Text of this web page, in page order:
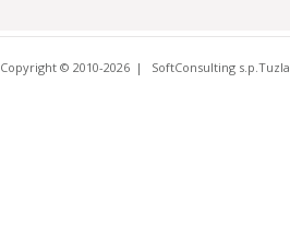
Copyright © 2010-2026 SoftConsulting s.p.Tuzla